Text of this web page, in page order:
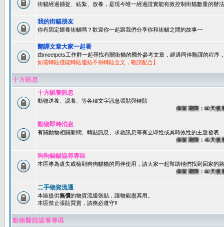
街貓經過捕捉、結紮、放養，是現今唯一經過證實能有效控制街貓數量的辦
我的街貓朋友
你有固定餵養街貓嗎？歡迎你一起跟我們分享你和街貓之間的故事~~
翻譯文章大家一起看
由meetpets工作群一起尋找有關街貓的國外參考文章，經過同伴翻譯的程序
如需轉貼僅能轉貼連結不得轉貼全文，敬請配合】
十方訊息
十方認養訊息
動物送養、認養、等各種文字訊息張貼與轉貼
保留期限：60天後系統
動物即時消息
有關動物相關新聞、轉貼訊息、求救訊息等有立即性或具時效性的主題發表
保留期限：45天後系統
狗狗貓貓協尋專區
本區專為遺失或檢到狗狗貓貓的同伴使用，請大家一起幫助牠們找到回家的
保留期限：60天後系統
二手物資流通
本區提供無償的物資流通張貼，讓物能盡其用。
本區禁止張貼買賣，請務必遵守!!
動物醫院認養專區